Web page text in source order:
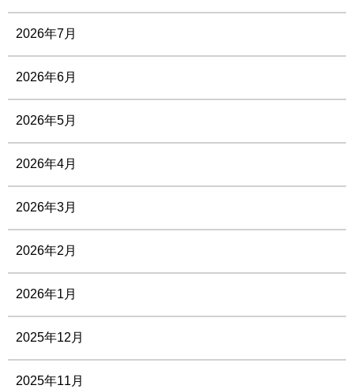
2026年7月
2026年6月
2026年5月
2026年4月
2026年3月
2026年2月
2026年1月
2025年12月
2025年11月